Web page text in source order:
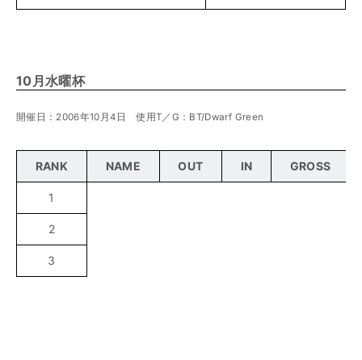
10月水曜杯
開催日：2006年10月4日 使用T／G：BT/Dwarf Green
RANK NAME OUT IN GROSS
1
2
3